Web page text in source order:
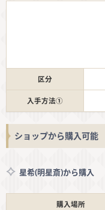
区分
入手方法①
ショップから購入可能
星希(明星斎)から購入
購入場所